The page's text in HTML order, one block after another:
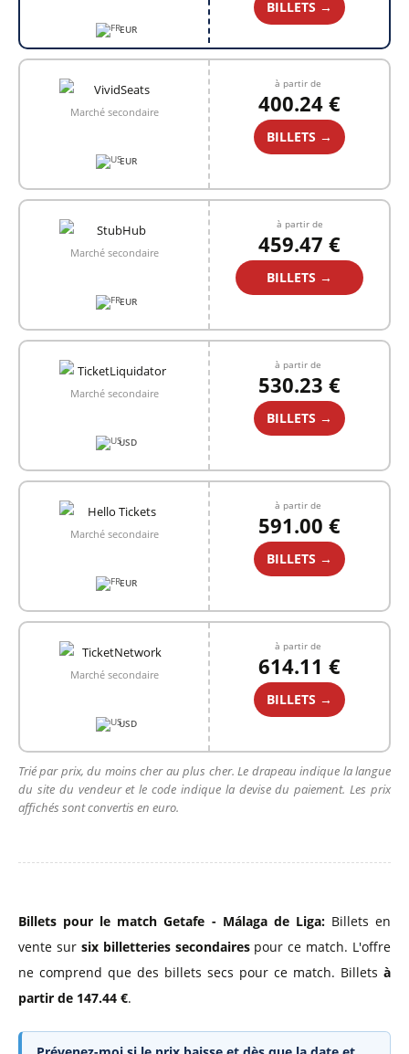
EUR
BILLETS →
Marché secondaire
EUR
à partir de
400.24 €
BILLETS →
Marché secondaire
EUR
à partir de
459.47 €
BILLETS →
Marché secondaire
USD
à partir de
530.23 €
BILLETS →
Marché secondaire
EUR
à partir de
591.00 €
BILLETS →
Marché secondaire
USD
à partir de
614.11 €
BILLETS →
Trié par prix, du moins cher au plus cher. Le drapeau indique la langue
du site du vendeur et le code indique la devise du paiement. Les prix
affichés sont convertis en euro.
Billets pour le match Getafe - Málaga de Liga:Billets en
vente sur six billetteries secondairespour ce match. L'offre
ne comprend que des billets secs pour ce match. Billets à
partir de 147.44 €.